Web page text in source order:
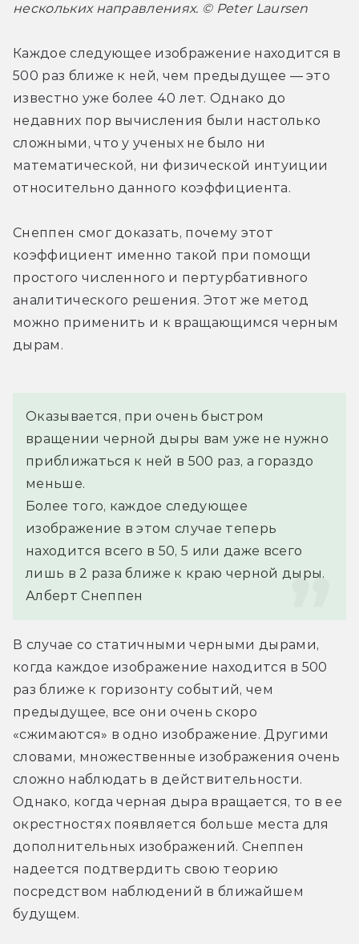
нескольких направлениях. © Peter Laursen
Каждое следующее изображение находится в
500 раз ближе к ней, чем предыдущее — это
известно уже более 40 лет. Однако до
недавних пор вычисления были настолько
сложными, что у ученых не было ни
математической, ни физической интуиции
относительно данного коэффициента.
Снеппен смог доказать, почему этот
коэффициент именно такой при помощи
простого численного и пертурбативного
аналитического решения. Этот же метод
можно применить и к вращающимся черным
дырам.
Оказывается, при очень быстром
вращении черной дыры вам уже не нужно
приближаться к ней в 500 раз, а гораздо
меньше.
Более того, каждое следующее
изображение в этом случае теперь
находится всего в 50, 5 или даже всего
лишь в 2 раза ближе к краю черной дыры.
Алберт Снеппен
В случае со статичными черными дырами,
когда каждое изображение находится в 500
раз ближе к горизонту событий, чем
предыдущее, все они очень скоро
«сжимаются» в одно изображение. Другими
словами, множественные изображения очень
сложно наблюдать в действительности.
Однако, когда черная дыра вращается, то в ее
окрестностях появляется больше места для
дополнительных изображений. Снеппен
надеется подтвердить свою теорию
посредством наблюдений в ближайшем
будущем.